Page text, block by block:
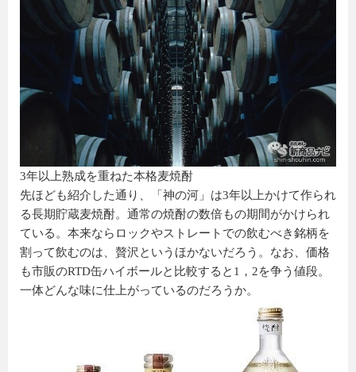
3年以上熟成を重ねた本格麦焼酎
先ほども紹介した通り、「神の河」は3年以上かけて作られ
る長期貯蔵麦焼酎。通常の焼酎の数倍もの期間がかけられ
ている。本来ならロックやストレートでの飲むべき銘柄を
割って飲むのは、贅沢というほかないだろう。なお、価格
も市販のRTD缶ハイボールと比較すると1，2を争う値段。
一体どんな味に仕上がっているのだろうか。